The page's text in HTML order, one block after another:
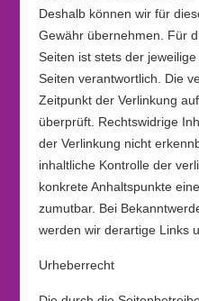
Deshalb können wir für
Gewähr übernehmen. Für
Seiten ist stets der
Seiten verantwortlich. Die
Zeitpunkt der Verlinkung
überprüft. Rechtswidrige
der Verlinkung nicht
inhaltliche Kontrolle der
konkrete Anhaltspunkte
zumutbar. Bei
werden wir derartige Links
Urheberrecht